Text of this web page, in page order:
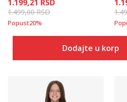
1.199,21 RSD
1.499,00RSD
Popust20%
Dodajte u korpu